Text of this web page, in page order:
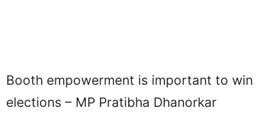
Booth empowerment is important to win
elections – MP Pratibha Dhanorkar